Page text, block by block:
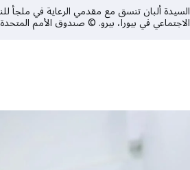
السيدة ألبان تنسق مع مقدمي الرعاية في ملجأ
الاجتماعي في بيورا، بيرو. © صندوق الأمم